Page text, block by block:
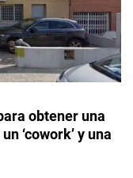
obtener una
‘cowork’ y una